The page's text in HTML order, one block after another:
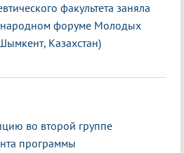
факультета заняла
форуме Молодых
Казахстан)
во второй группе
программы